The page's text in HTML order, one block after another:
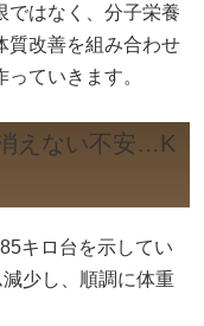
ではなく、分子栄養
質改善を組み合わせ
ていきます。
えない不安…K
キロ台を示してい
少し、順調に体重